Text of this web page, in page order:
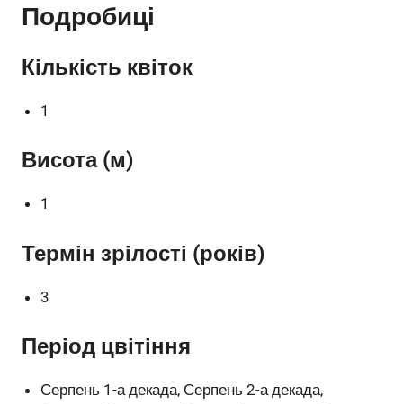
Подробиці
Кількість квіток
1
Висота (м)
1
Термін зрілості (років)
3
Період цвітіння
Серпень 1-а декада, Серпень 2-а декада,